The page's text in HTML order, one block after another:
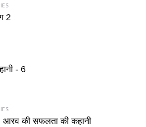
2
- 6
की सफलता की कहानी